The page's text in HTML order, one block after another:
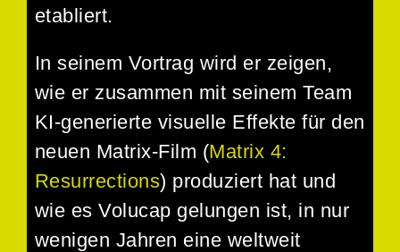
etabliert.
In seinem Vortrag wird er zeigen,
wie er zusammen mit seinem Team
KI-generierte visuelle Effekte für den
neuen Matrix-Film (Matrix 4:
Resurrections) produziert hat und
wie es Volucap gelungen ist, in nur
wenigen Jahren eine weltweit